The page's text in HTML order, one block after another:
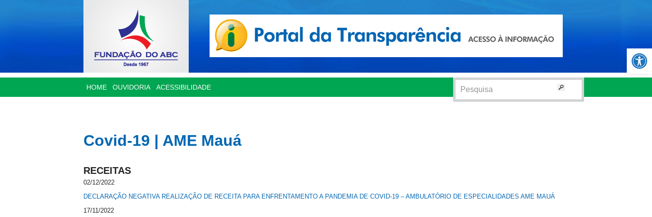
Abrir
HOME OUVIDORIA ACESSIBILIDADE
Covid-19 | AME Mauá
RECEITAS
02/12/2022
DECLARAÇÃO NEGATIVA REALIZAÇÃO DE RECEITA PARA ENFRENTAMENTO A PANDEMIA DE COVID-19 – AMBULATÓRIO DE ESPECIALIDADES AME MAUÁ
17/11/2022